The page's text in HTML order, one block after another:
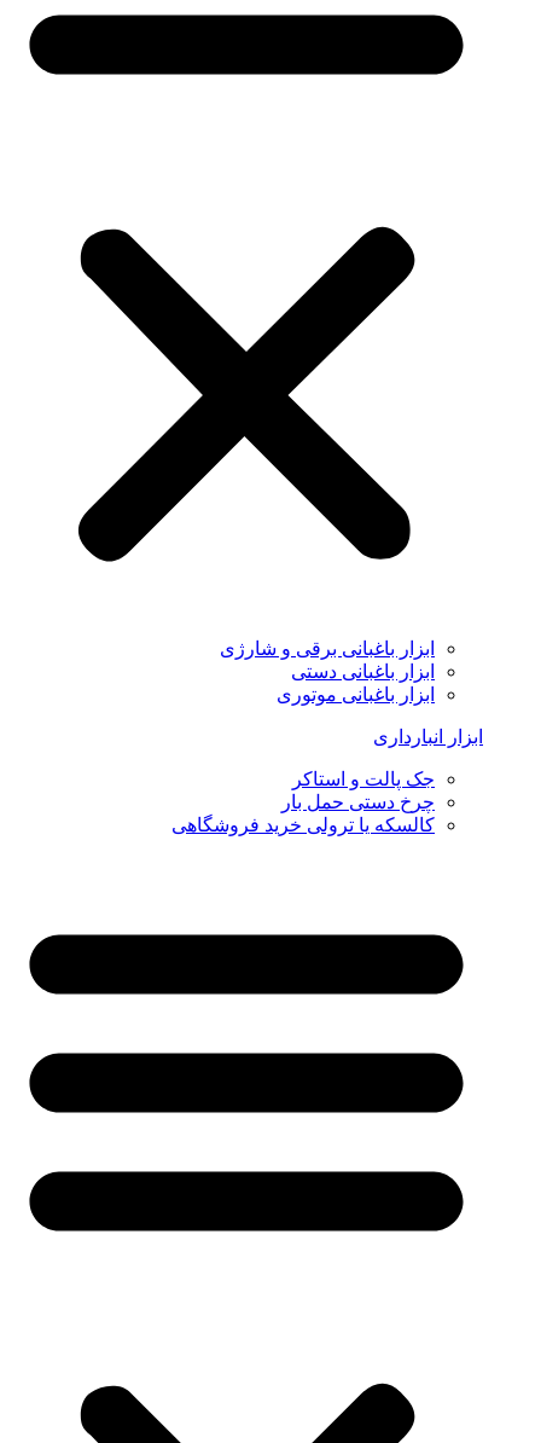
ابزار باغبانی برقی و شارژی
ابزار باغبانی دستی
ابزار باغبانی موتوری
ابزار انبارداری
جک پالت و استاکر
چرخ دستی حمل بار
کالسکه یا ترولی خرید فروشگاهی